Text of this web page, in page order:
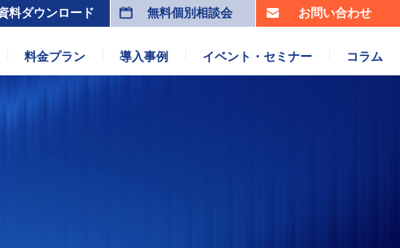
料ダウンロード 無料個別相談会 お問い合わせ
料金プラン 導入事例 イベント・セミナー コラム